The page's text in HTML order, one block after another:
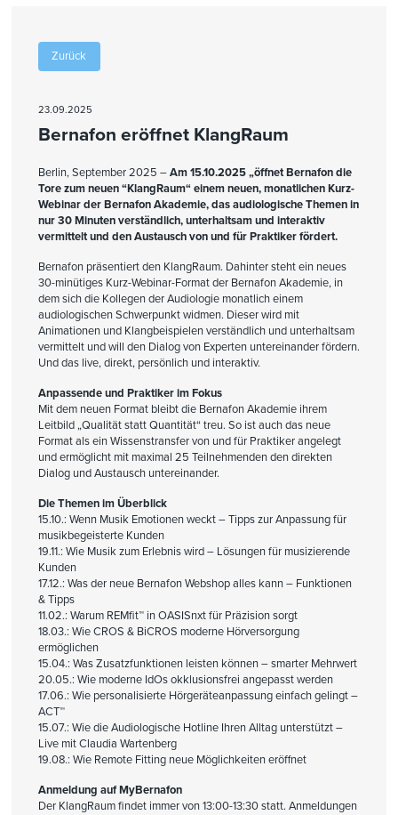
Zurück
23.09.2025
Bernafon eröffnet KlangRaum
Berlin, September 2025 –Am 15.10.2025 „öffnet Bernafon die
Tore zum neuen “KlangRaum“ einem neuen, monatlichen Kurz-
Webinar der Bernafon Akademie, das audiologische Themen in
nur 30 Minuten verständlich, unterhaltsam und interaktiv
vermittelt und den Austausch von und für Praktiker fördert.
Bernafon präsentiert den KlangRaum. Dahinter steht ein neues
30-minütiges Kurz-Webinar-Format der Bernafon Akademie, in
dem sich die Kollegen der Audiologie monatlich einem
audiologischen Schwerpunkt widmen. Dieser wird mit
Animationen und Klangbeispielen verständlich und unterhaltsam
vermittelt und will den Dialog von Experten untereinander fördern.
Und das live, direkt, persönlich und interaktiv.
Anpassende und Praktiker im Fokus
Mit dem neuen Format bleibt die Bernafon Akademie ihrem
Leitbild „Qualität statt Quantität“ treu. So ist auch das neue
Format als ein Wissenstransfer von und für Praktiker angelegt
und ermöglicht mit maximal 25 Teilnehmenden den direkten
Dialog und Austausch untereinander.
Die Themen im Überblick
15.10.: Wenn Musik Emotionen weckt – Tipps zur Anpassung für
musikbegeisterte Kunden
19.11.: Wie Musik zum Erlebnis wird – Lösungen für musizierende
Kunden
17.12.: Was der neue Bernafon Webshop alles kann – Funktionen
& Tipps
11.02.: Warum REMfit™ in OASISnxt für Präzision sorgt
18.03.: Wie CROS & BiCROS moderne Hörversorgung
ermöglichen
15.04.: Was Zusatzfunktionen leisten können – smarter Mehrwert
20.05.: Wie moderne IdOs okklusionsfrei angepasst werden
17.06.: Wie personalisierte Hörgeräteanpassung einfach gelingt –
ACT™
15.07.: Wie die Audiologische Hotline Ihren Alltag unterstützt –
Live mit Claudia Wartenberg
19.08.: Wie Remote Fitting neue Möglichkeiten eröffnet
Anmeldung auf MyBernafon
Der KlangRaum findet immer von 13:00-13:30 statt. Anmeldungen